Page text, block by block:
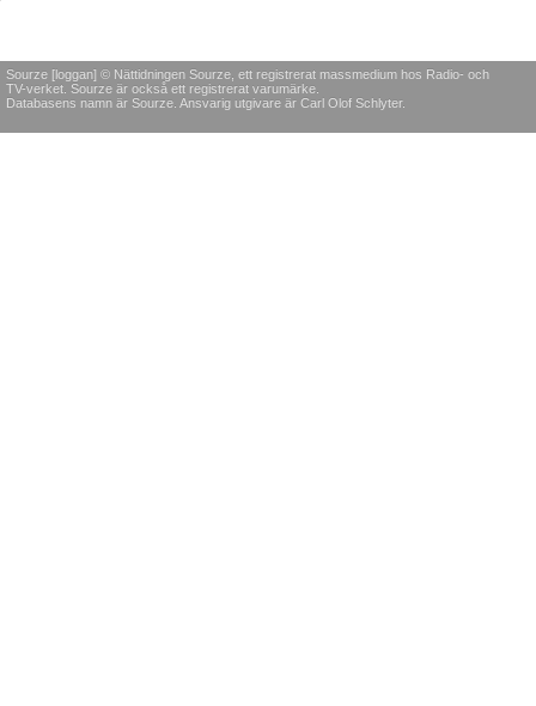
Sourze [loggan] © Nättidningen Sourze, ett registrerat massmedium hos Radio- och
TV-verket. Sourze är också ett registrerat varumärke.
Databasens namn är Sourze. Ansvarig utgivare är Carl Olof Schlyter.